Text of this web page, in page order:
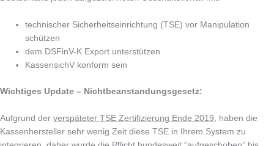
technischer Sicherheitseinrichtung (TSE) vor Manipulation
schützen
dem DSFinV-K Export unterstützen
KassensichV konform sein
Wichtiges Update – Nichtbeanstandungsgesetz:
Aufgrund der verspäteter TSE Zertifizierung Ende 2019 , haben die
Kassenhersteller sehr wenig Zeit diese TSE in Ihrem System zu